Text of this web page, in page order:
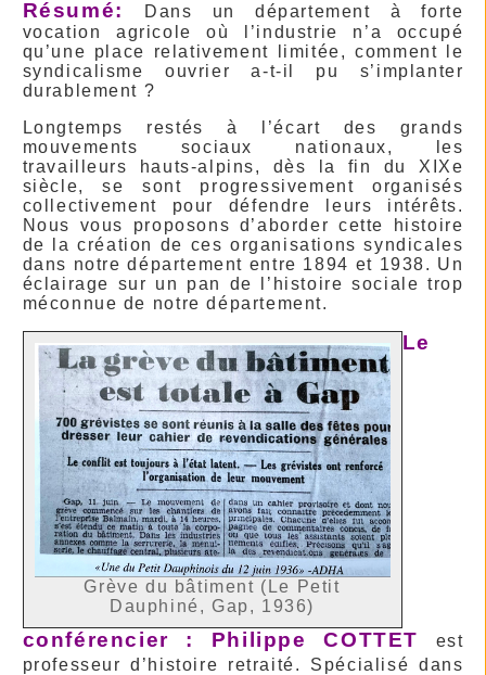
Résumé:
Dans un département à forte
vocation agricole où l’industrie n’a occupé
qu’une place relativement limitée, comment le
syndicalisme ouvrier a-t-il pu s’implanter
durablement ?
Longtemps restés à l’écart des grands
mouvements sociaux nationaux, les
travailleurs hauts-alpins, dès la fin du XIXe
siècle, se sont progressivement organisés
collectivement pour défendre leurs intérêts.
Nous vous proposons d’aborder cette histoire
de la création de ces organisations syndicales
dans notre département entre 1894 et 1938. Un
éclairage sur un pan de l’histoire sociale trop
méconnue de notre département.
Grève du bâtiment (Le Petit
Dauphiné, Gap, 1936)
Le
conférencier : Philippe COTTET
est
professeur d’histoire retraité. Spécialisé dans